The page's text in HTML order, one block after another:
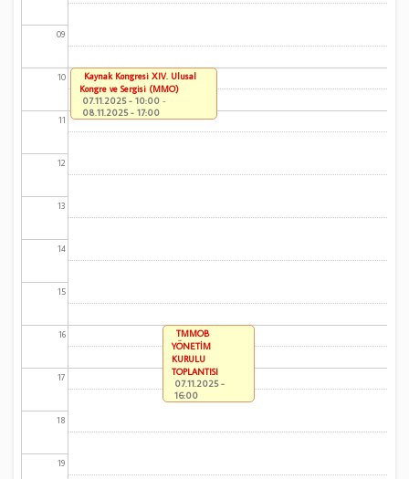
09
10
11
12
13
14
15
16
17
18
19
Kaynak Kongresi XIV. Ulusal
Kongre ve Sergisi (MMO)
07.11.2025 - 10:00 -
08.11.2025 - 17:00
TMMOB
YÖNETİM
KURULU
TOPLANTISI
07.11.2025 -
16:00